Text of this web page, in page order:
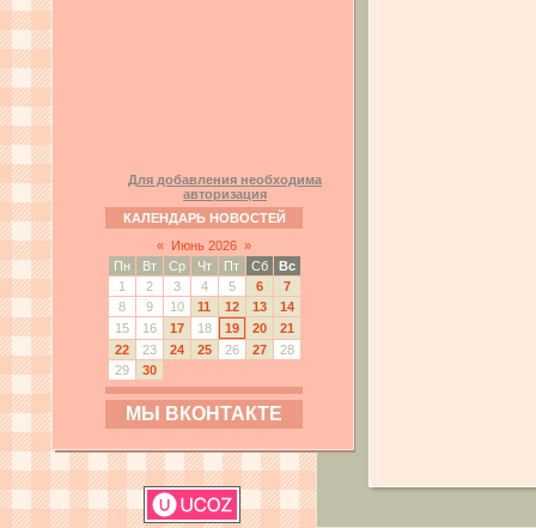
Для добавления необходима
авторизация
КАЛЕНДАРЬ НОВОСТЕЙ
«
Июнь 2026 »
Пн
Вт Ср Чт Пт Сб
Вс
1
2 3 4 5 6
7
8
9 10 11 12 13
14
15
16 17 18 19 20
21
22
23 24 25 26 27
28
29
30
МЫ ВКОНТАКТЕ